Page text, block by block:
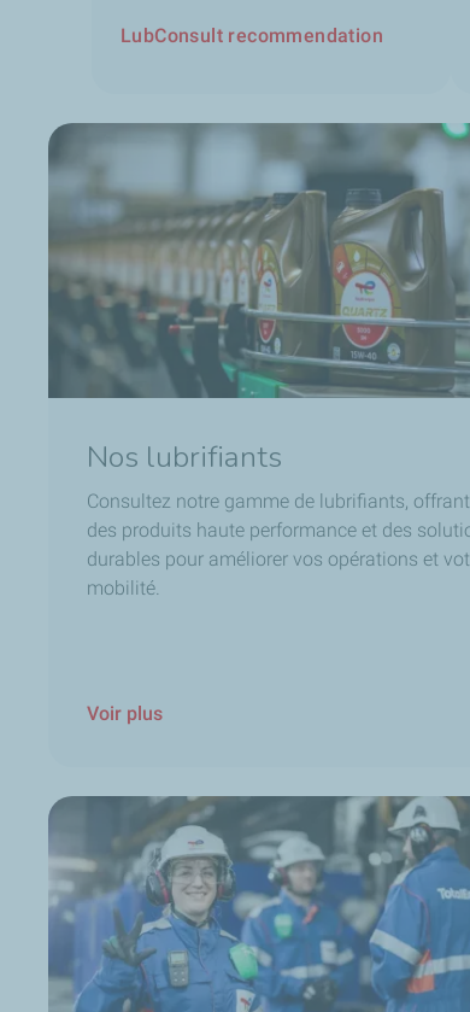
LubConsult recommendation
Nos lubrifiants
Consultez notre gamme de lubrifiants, offrant
des produits haute performance et des
durables pour améliorer vos opérations et
mobilité.
Voir plus